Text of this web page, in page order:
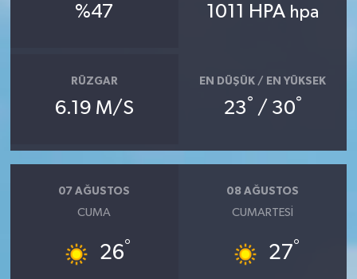
%47 1011 HPA hpa
RÜZGAR
6.19 M/S
EN DÜŞÜK / EN YÜKSEK
23° / 30°
07 AĞUSTOS
CUMA
26°
08 AĞUSTOS
CUMARTESI
27°